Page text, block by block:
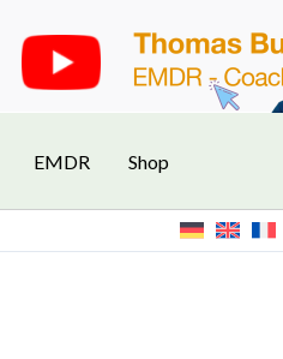
EMDR Shop